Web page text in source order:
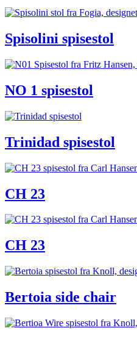
Spisolini spisestol
NO 1 spisestol
Trinidad spisestol
CH 23
CH 23
Bertoia side chair